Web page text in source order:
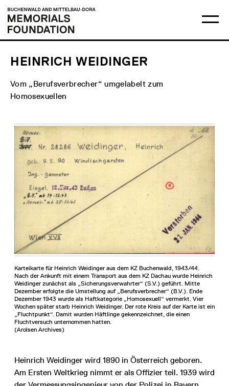
content
menu
Buchenwald
and
Mittelbau-
Dora
Memorials
HEINRICH WEIDINGER
Vom „Berufsverbrecher“ umgelabelt zum
Homosexuellen
Karteikarte für Heinrich Weidinger aus dem KZ Buchenwald, 1943/44.
Nach der Ankunft mit einem Transport aus dem KZ Dachau wurde Heinrich
Weidinger zunächst als „Sicherungsverwahrter“ (S.V.) geführt. Mitte
Dezember erfolgte die Umstellung auf „Berufsverbrecher“ (B.V.). Ende
Dezember 1943 wurde als Haftkategorie „Homosexuell“ vermerkt. Vier
Wochen später starb Heinrich Weidinger. Der rote Kreis auf der Karte ist ein
„Fluchtpunkt“. Damit wurden Häftlinge gekennzeichnet, die einen
Fluchtversuch unternommen hatten.
(Arolsen Archives)
Heinrich Weidinger wird 1890 in Österreich geboren.
Am Ersten Weltkrieg nimmt er als Offizier teil. 1939 wird